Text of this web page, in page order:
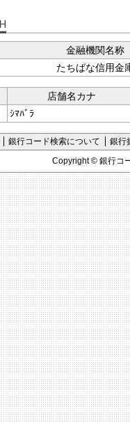
金融機関名称
たちばな信用金
店舗名カナ
ｼﾏﾊﾞﾗ
銀行コード検索について
銀行
Copyright © 銀行コ